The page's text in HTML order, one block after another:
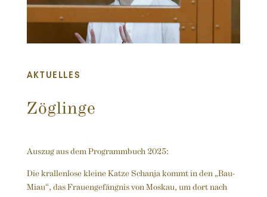
AKTUELLES
Zöglinge
Auszug aus dem Programmbuch 2025:
Die krallenlose kleine Katze Schanja kommt in den „Bau-
Miau“, das Frauengefängnis von Moskau, um dort nach